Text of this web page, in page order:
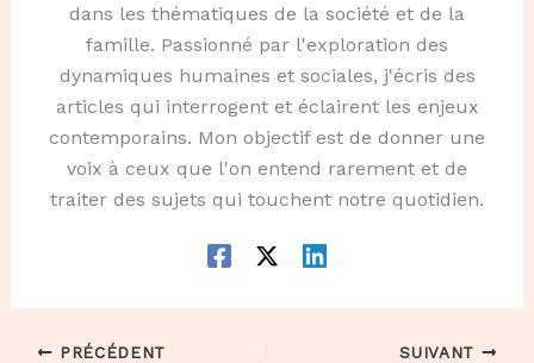
dans les thématiques de la société et de la
famille. Passionné par l'exploration des
dynamiques humaines et sociales, j'écris des
articles qui interrogent et éclairent les enjeux
contemporains. Mon objectif est de donner une
voix à ceux que l'on entend rarement et de
traiter des sujets qui touchent notre quotidien.
PRÉCÉDENT SUIVANT